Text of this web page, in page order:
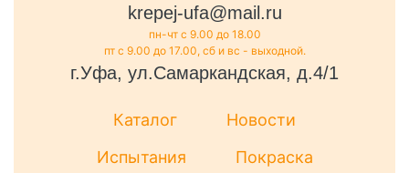
krepej-ufa@mail.ru
пн-чт с 9.00 до 18.00
пт с 9.00 до 17.00, сб и вс - выходной.
г.Уфа, ул.Самаркандская, д.4/1
Каталог
Новости
Испытания
Покраска